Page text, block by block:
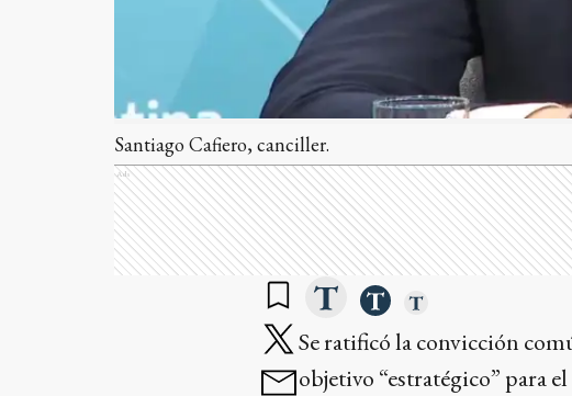
Santiago Cafiero, canciller.
Ads
Se ratificó la convicción
objetivo “estratégico” para